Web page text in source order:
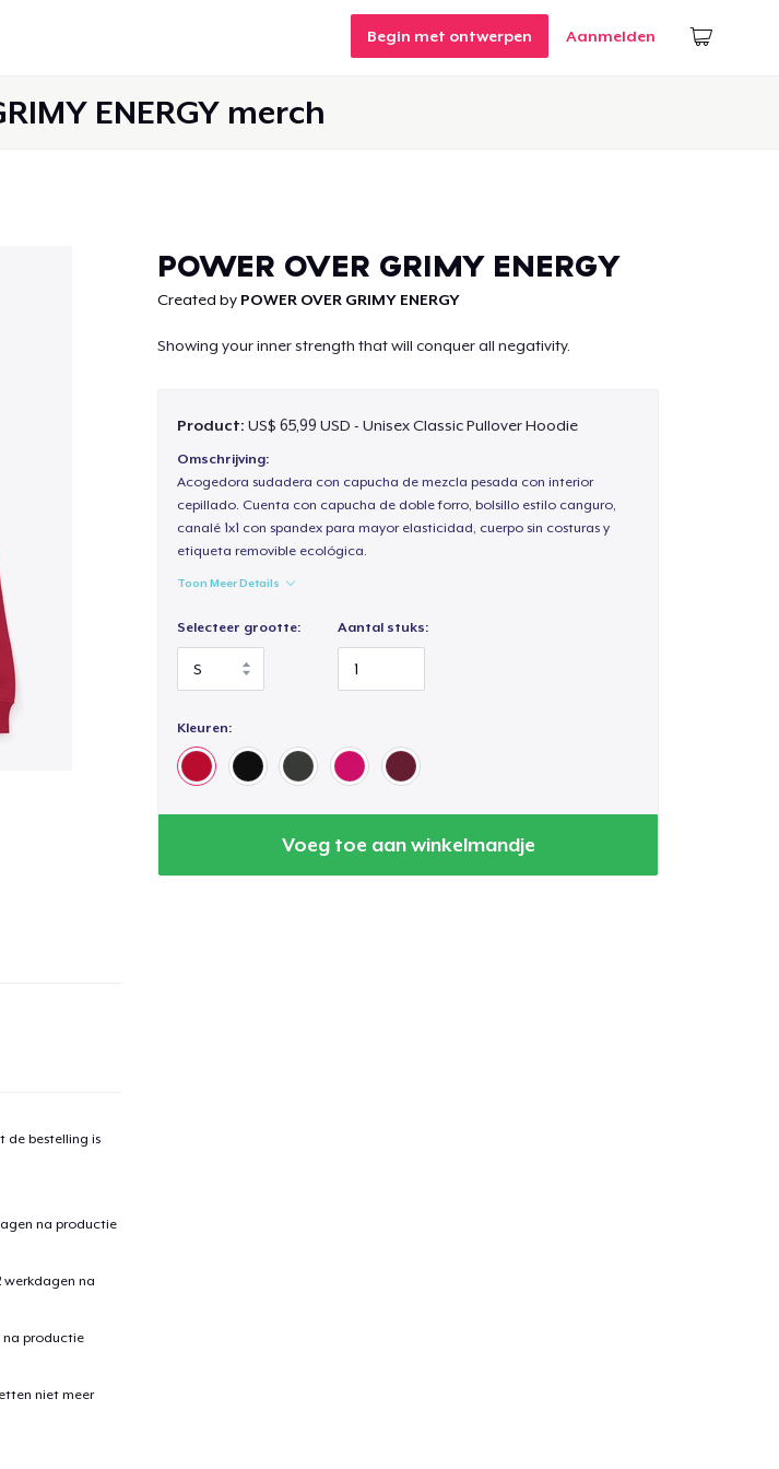
Begin met ontwerpen Aanmelden
ENERGY merch
POWER OVER GRIMY ENERGY
Created by POWER OVER GRIMY ENERGY
Showing your inner strength that will conquer all negativity.
Product: US$ 65,99 USD - Unisex Classic Pullover Hoodie
Omschrijving:
Acogedora sudadera con capucha de mezcla pesada con interior
cepillado. Cuenta con capucha de doble forro, bolsillo estilo canguro,
canalé 1x1 con spandex para mayor elasticidad, cuerpo sin costuras y
etiqueta removible ecológica.
Toon Meer Details
Selecteer grootte: Aantal stuks:
Kleuren:
Voeg toe aan winkelmandje
de bestelling is
na productie
werkdagen na
na productie
niet meer